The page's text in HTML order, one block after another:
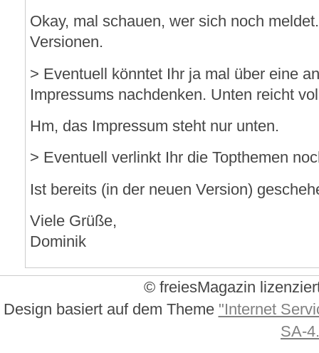
Okay, mal schauen, wer sich noch
Versionen.
> Eventuell könntet Ihr ja mal über eine
Impressums nachdenken. Unten reicht
Hm, das Impressum steht nur unten.
> Eventuell verlinkt Ihr die Topthemen
Ist bereits (in der neuen Version)
Viele Grüße,
Dominik
© freiesMagazin
Design basiert auf dem Theme "Internet
SA-